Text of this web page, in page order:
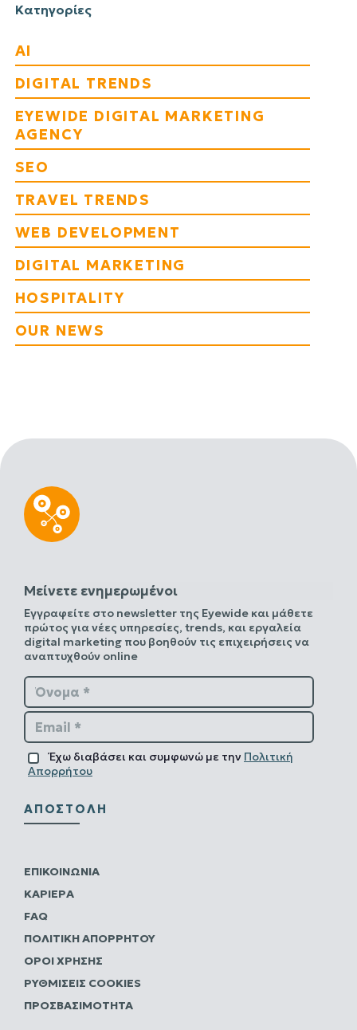
Κατηγορίες
AI
DIGITAL TRENDS
EYEWIDE DIGITAL MARKETING
AGENCY
SEO
TRAVEL TRENDS
WEB DEVELOPMENT
DIGITAL MARKETING
HOSPITALITY
OUR NEWS
Μείνετε ενημερωμένοι
Εγγραφείτε στο newsletter της Eyewide και μάθετε
πρώτος για νέες υπηρεσίες, trends, και εργαλεία
digital marketing που βοηθούν τις επιχειρήσεις να
αναπτυχθούν online
Όνομα *
Email *
Έχω διαβάσει και συμφωνώ με την Πολιτική
Απορρήτου
ΑΠΟΣΤΟΛΉ
ΕΠΙΚΟΙΝΩΝΊΑ
ΚΑΡΙΈΡΑ
FAQ
ΠΟΛΙΤΙΚΗ ΑΠΟΡΡΗΤΟΥ
ΌΡΟΙ ΧΡΉΣΗΣ
ΡΥΘΜΊΣΕΙΣ COOKIES
ΠΡΟΣΒΑΣΙΜΌΤΗΤΑ